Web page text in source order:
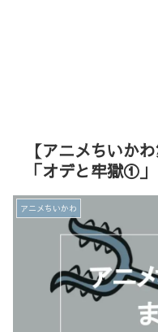
【アニメちいか
「オデと牢獄①」
アニメちいかわ